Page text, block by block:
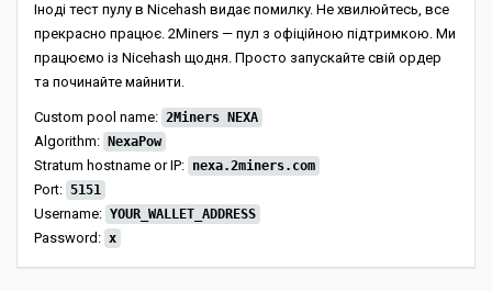
Іноді тест пулу в Nicehash видає помилку. Не хвилюйтесь, все
прекрасно працює. 2Miners — пул з офіційною підтримкою. Ми
працюємо із Nicehash щодня. Просто запускайте свій ордер
та починайте майнити.
Custom pool name: 2Miners NEXA
Algorithm: NexaPow
Stratum hostname or IP: nexa.2miners.com
Port: 5151
Username: YOUR_WALLET_ADDRESS
Password: x